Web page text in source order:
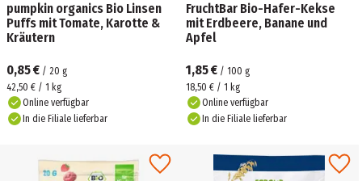
pumpkin organics Bio Linsen
Puffs mit Tomate, Karotte &
Kräutern
0,85 € / 20 g
42,50 € / 1 kg
Online verfügbar
In die Filiale lieferbar
FruchtBar Bio-Hafer-Kekse
mit Erdbeere, Banane und
Apfel
1,85 € / 100 g
18,50 € / 1 kg
Online verfügbar
In die Filiale lieferbar